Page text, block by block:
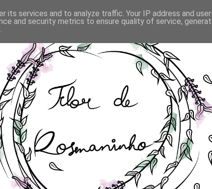
its services and to analyze traffic. Your IP address and
and security metrics to ensure quality of service,